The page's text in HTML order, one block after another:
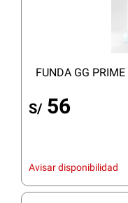
FUNDA GG
S/ 56
Avisar disponibilidad